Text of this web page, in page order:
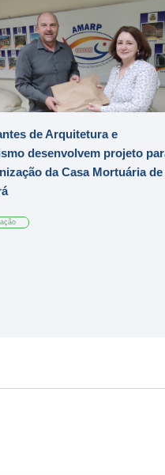
de Arquitetura e
desenvolvem projeto
da Casa Mortuária de